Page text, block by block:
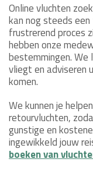
Online vluchten
kan nog steeds
frustrerend proces
hebben onze
bestemmingen.
vliegt en adviseren
komen.
We kunnen je
retourvluchten,
gunstige en
ingewikkeld jouw
boeken van